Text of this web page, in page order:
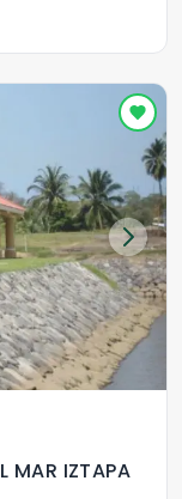
MAR IZTAPA